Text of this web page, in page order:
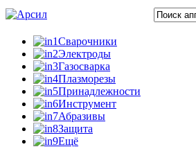
Сварочники
Электроды
Газосварка
Плазморезы
Принадлежности
Инструмент
Абразивы
Защита
Ещё